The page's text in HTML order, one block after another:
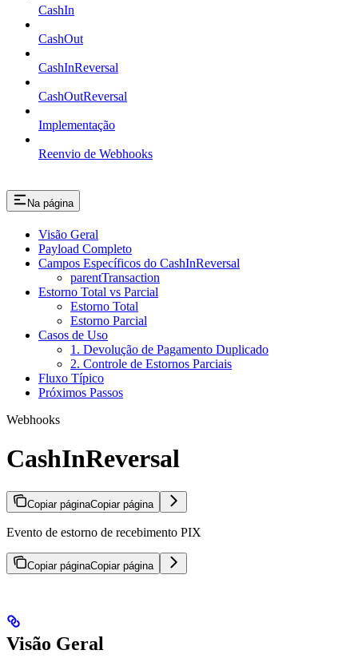
CashIn
CashOut
CashInReversal
CashOutReversal
Implementação
Reenvio de Webhooks
Na página
Visão Geral
Payload Completo
Campos Específicos do CashInReversal
parentTransaction
Estorno Total vs Parcial
Estorno Total
Estorno Parcial
Casos de Uso
1. Devolução de Pagamento Duplicado
2. Controle de Estornos Parciais
Fluxo Típico
Próximos Passos
Webhooks
CashInReversal
Copiar páginaCopiar página
Evento de estorno de recebimento PIX
Copiar páginaCopiar página
Visão Geral